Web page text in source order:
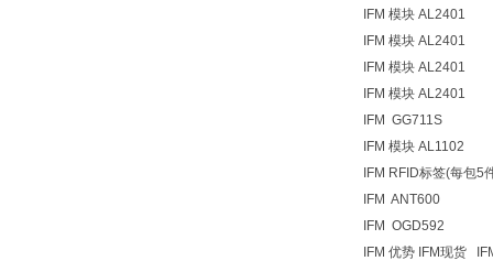
IFM 模块 AL2401
IFM 模块 AL2401
IFM 模块 AL2401
IFM 模块 AL2401
IFM GG711S
IFM 模块 AL1102
IFM RFID标签(每包5
IFM ANT600
IFM OGD592
IFM 优势 IFM现货